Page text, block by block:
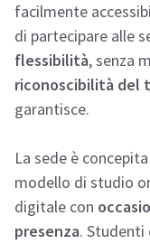
facilmente
di partecipare alle
flessibilità, senza
riconoscibilità del
garantisce.
La sede è
modello di studio
digitale con
presenza. Studenti